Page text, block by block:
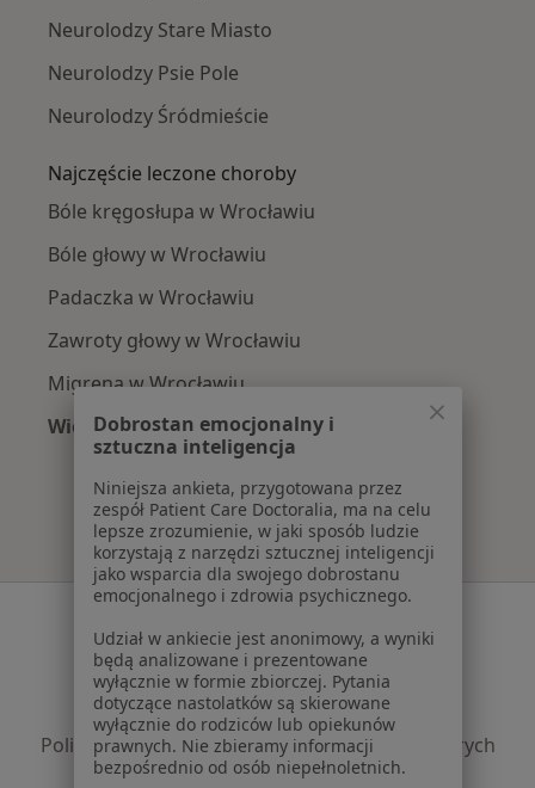
Neurolodzy Stare Miasto
Neurolodzy Psie Pole
Neurolodzy Śródmieście
Najczęście leczone choroby
Bóle kręgosłupa w Wrocławiu
Bóle głowy w Wrocławiu
Padaczka w Wrocławiu
Zawroty głowy w Wrocławiu
Migrena w Wrocławiu
Więcej (15)
Więcej w kategorii: Najczęście leczone
Regulamin
Polityka prywatności pacjentów
Polityka prywatności profesjonalistów
Polityka prywatności dla profesjonalistów, których
dane pozyskaliśmy samodzielnie
Dobrostan emocjonalny i
sztuczna inteligencja
Niniejsza ankieta, przygotowana przez
zespół Patient Care Doctoralia, ma na celu
lepsze zrozumienie, w jaki sposób ludzie
korzystają z narzędzi sztucznej inteligencji
jako wsparcia dla swojego dobrostanu
emocjonalnego i zdrowia psychicznego.
Udział w ankiecie jest anonimowy, a wyniki
będą analizowane i prezentowane
wyłącznie w formie zbiorczej. Pytania
dotyczące nastolatków są skierowane
wyłącznie do rodziców lub opiekunów
prawnych. Nie zbieramy informacji
bezpośrednio od osób niepełnoletnich.